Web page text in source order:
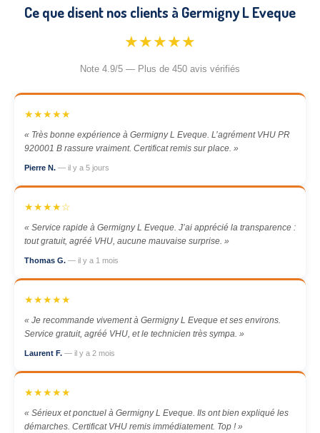
Ce que disent nos clients à Germigny L Eveque
★★★★★
Note 4.9/5 — Plus de 450 avis vérifiés
★★★★★
« Très bonne expérience à Germigny L Eveque. L’agrément VHU PR
920001 B rassure vraiment. Certificat remis sur place. »
Pierre N. — il y a 5 jours
★★★★☆
« Service rapide à Germigny L Eveque. J’ai apprécié la transparence :
tout gratuit, agréé VHU, aucune mauvaise surprise. »
Thomas G. — il y a 1 mois
★★★★★
« Je recommande vivement à Germigny L Eveque et ses environs.
Service gratuit, agréé VHU, et le technicien très sympa. »
Laurent F. — il y a 2 mois
★★★★★
« Sérieux et ponctuel à Germigny L Eveque. Ils ont bien expliqué les
démarches. Certificat VHU remis immédiatement. Top ! »